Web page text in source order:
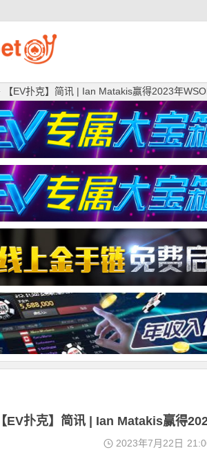
【EV扑克】简讯 | Ian Matakis赢得2023年
【EV扑克】简讯 | Ian Matakis赢得
2023年7月22日